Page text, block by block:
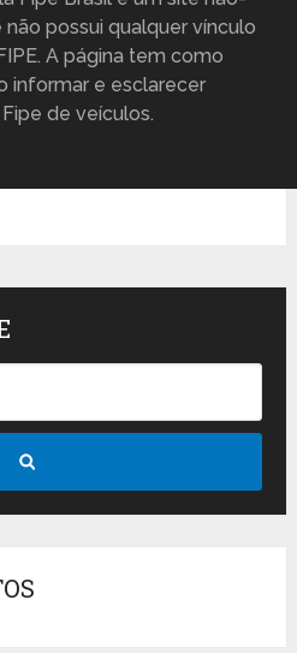
não possui qualquer vínculo
A página tem como
informar e esclarecer
de veículos.